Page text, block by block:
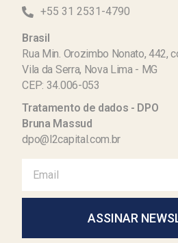
+55 31 2531-4790
Brasil
Rua Min. Orozimbo Nonato, 442,
Vila da Serra, Nova Lima - MG
CEP: 34.006-053
Tratamento de dados - DPO
Bruna Massud
dpo@l2capital.com.br
ASSINAR